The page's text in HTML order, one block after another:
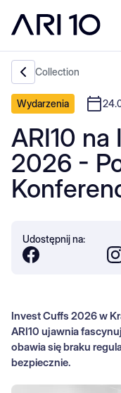
Collection
Wydarzenia
ARI10
2026 -
Udostępnij na:
Invest Cuffs 2026 w
ARI10 ujawnia
obawia się braku
bezpiecznie.